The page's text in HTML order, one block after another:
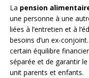
La pension
une personne à une
liées à l’entretien et à
besoins d’un ex-
certain équilibre
séparée et de garantir
unit parents et enfants.